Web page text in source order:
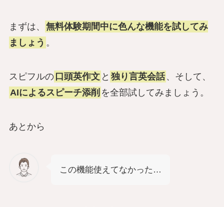
まずは、
無料体験期間中に色んな機能を試してみ
ましょう 。
スピフルの 口頭英作文 と 独り言英会話 、そして、
AIによるスピーチ添削 を全部試してみましょう。
あとから
この機能使えてなかった…